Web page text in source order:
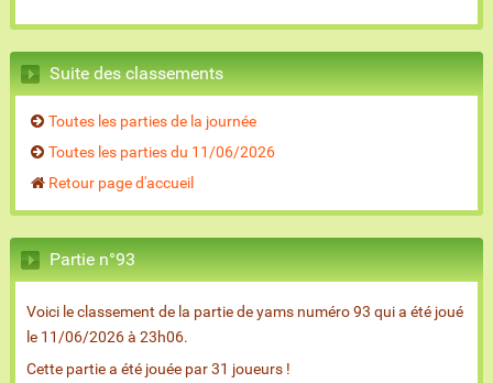
Suite des classements
Toutes les parties de la journée
Toutes les parties du 11/06/2026
Retour page d'accueil
Partie n°93
Voici le classement de la partie de yams numéro 93 qui a été joué
le 11/06/2026 à 23h06.
Cette partie a été jouée par 31 joueurs !